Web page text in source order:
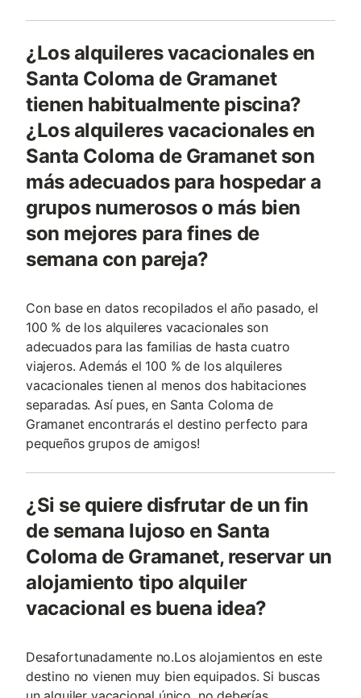
¿Los alquileres vacacionales en
Santa Coloma de Gramanet
tienen habitualmente piscina?
¿Los alquileres vacacionales en
Santa Coloma de Gramanet son
más adecuados para hospedar a
grupos numerosos o más bien
son mejores para fines de
semana con pareja?
Con base en datos recopilados el año pasado, el
100 % de los alquileres vacacionales son
adecuados para las familias de hasta cuatro
viajeros. Además el 100 % de los alquileres
vacacionales tienen al menos dos habitaciones
separadas. Así pues, en Santa Coloma de
Gramanet encontrarás el destino perfecto para
pequeños grupos de amigos!
¿Si se quiere disfrutar de un fin
de semana lujoso en Santa
Coloma de Gramanet, reservar un
alojamiento tipo alquiler
vacacional es buena idea?
Desafortunadamente no.Los alojamientos en este
destino no vienen muy bien equipados. Si buscas